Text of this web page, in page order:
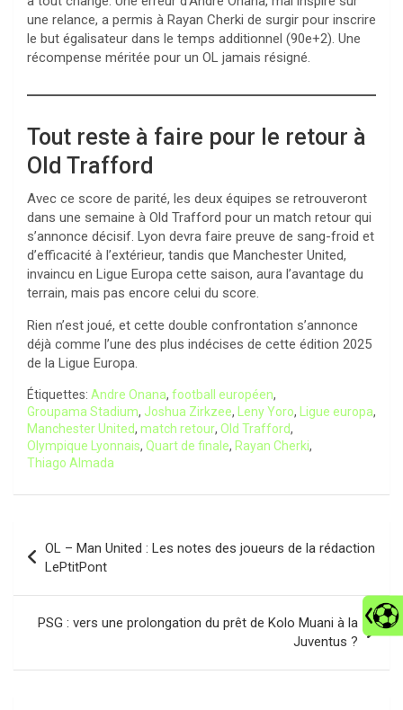
une relance, a permis à Rayan Cherki de surgir pour inscrire
le but égalisateur dans le temps additionnel (90e+2). Une
récompense méritée pour un OL jamais résigné.
Tout reste à faire pour le retour à
Old Trafford
Avec ce score de parité, les deux équipes se retrouveront
dans une semaine à Old Trafford pour un match retour qui
s’annonce décisif. Lyon devra faire preuve de sang-froid et
d’efficacité à l’extérieur, tandis que Manchester United,
invaincu en Ligue Europa cette saison, aura l’avantage du
terrain, mais pas encore celui du score.
Rien n’est joué, et cette double confrontation s’annonce
déjà comme l’une des plus indécises de cette édition 2025
de la Ligue Europa.
Étiquettes: Andre Onana, football européen,
Groupama Stadium, Joshua Zirkzee, Leny Yoro, Ligue europa,
Manchester United, match retour, Old Trafford,
Olympique Lyonnais, Quart de finale, Rayan Cherki,
Thiago Almada
de
l’article
OL – Man United : Les notes des joueurs de la rédaction
LePtitPont
PSG : vers une prolongation du prêt de Kolo Muani à la
Juventus ?